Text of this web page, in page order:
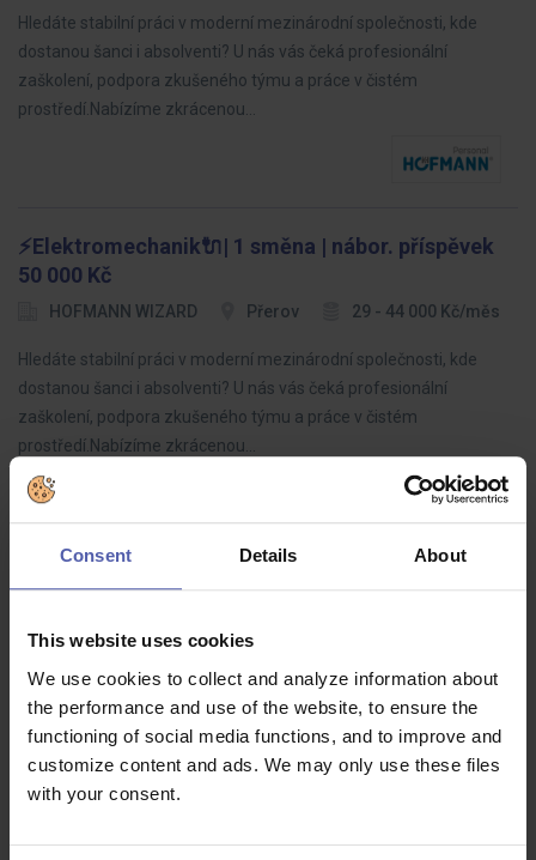
Consent Details About
This website uses cookies
We use cookies to collect and analyze information about
the performance and use of the website, to ensure the
functioning of social media functions, and to improve and
customize content and ads. We may only use these files
with your consent.
Hledáte stabilní práci v moderní mezinárodní společnosti, kde
dostanou šanci i absolventi? U nás vás čeká profesionální
zaškolení, podpora zkušeného týmu a práce v čistém
prostředí.Nabízíme zkrácenou…
⚡Elektromechanik🔌| 1 směna | nábor. příspěvek
50 000 Kč
HOFMANN WIZARD Přerov 29 - 44 000 Kč/měs
Hledáte stabilní práci v moderní mezinárodní společnosti, kde
dostanou šanci i absolventi? U nás vás čeká profesionální
zaškolení, podpora zkušeného týmu a práce v čistém
prostředí.Nabízíme zkrácenou…
Kvalitář - Technik kvality (ž/m)
38 - 42 000 Kč/měs
Hledáme precizního a zodpovědného kontrolora kvality, který nám
pomůže zajistit, že každý výrobek opustí naši firmu v perfektním
stavu. Pokud máte smysl pro detail a rádi za sebou vidíte kvalitně…